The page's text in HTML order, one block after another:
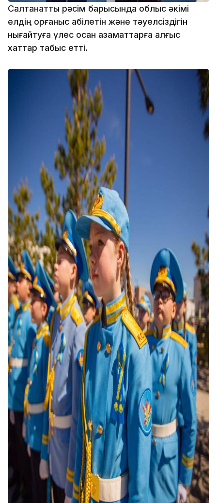
Салтанатты рәсім барысында облыс әкімі
елдің қорғаныс қабілетін және тәуелсіздігін
нығайтуға үлес қосқан азаматтарға алғыс
хаттар табыс етті.